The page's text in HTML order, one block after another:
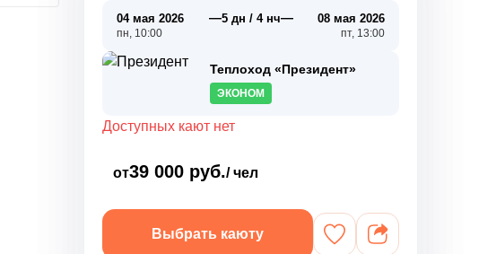
04 мая 2026
пн, 10:00
—5 дн / 4 нч— 08 мая 2026
пт, 13:00
Теплоход «Президент»
ЭКОНОМ
Доступных кают нет
от39 000 руб./ чел
Выбрать каюту